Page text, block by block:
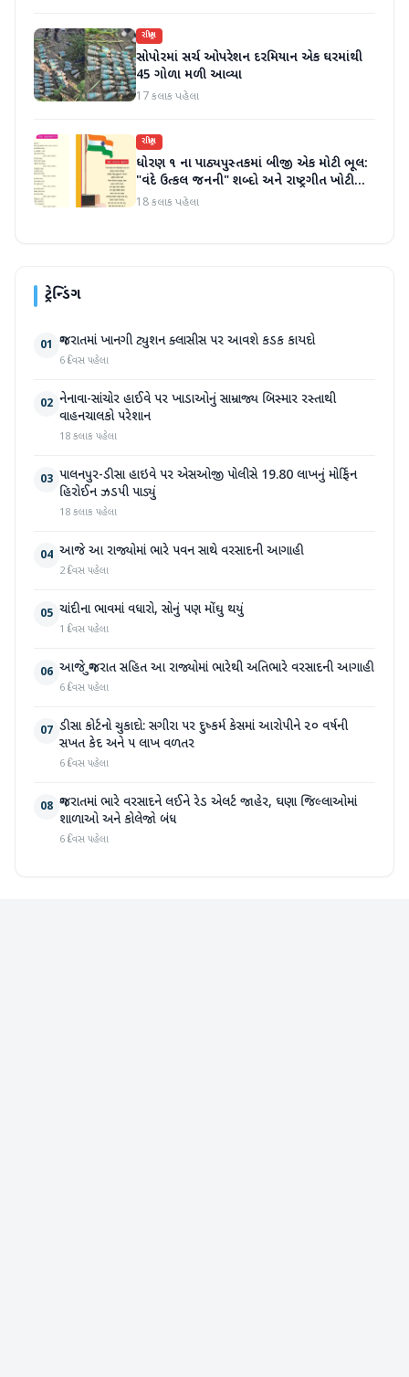
રાષ્ટ્રીય
સોપોરમાં સર્ચ ઓપરેશન દરમિયાન એક ઘરમાંથી
45 ગોળા મળી આવ્યા
17 કલાક પહેલા
રાષ્ટ્રીય
ધોરણ ૧ ના પાઠ્યપુસ્તકમાં બીજી એક મોટી ભૂલ:
"વંદે ઉત્કલ જનની" શબ્દો અને રાષ્ટ્રગીત ખોટી
રીતે છાપવામાં આવ્યા
18 કલાક પહેલા
ટ્રેન્ડિંગ
01 ગુજરાતમાં ખાનગી ટ્યુશન ક્લાસીસ પર આવશે કડક કાયદો
6 દિવસ પહેલા
02 નેનાવા-સાંચોર હાઈવે પર ખાડાઓનું સામ્રાજ્ય બિસ્માર રસ્તાથી
વાહનચાલકો પરેશાન
18 કલાક પહેલા
03 પાલનપુર-ડીસા હાઇવે પર એસઓજી પોલીસે 19.80 લાખનું મોર્ફિન
હિરોઈન ઝડપી પાડ્યું
18 કલાક પહેલા
04 આજે આ રાજ્યોમાં ભારે પવન સાથે વરસાદની આગાહી
2 દિવસ પહેલા
05 ચાંદીના ભાવમાં વધારો, સોનું પણ મોંઘુ થયું
1 દિવસ પહેલા
06 આજે ગુજરાત સહિત આ રાજ્યોમાં ભારેથી અતિભારે વરસાદની આગાહી
6 દિવસ પહેલા
07 ડીસા કોર્ટનો ચુકાદો: સગીરા પર દુષ્કર્મ કેસમાં આરોપીને ૨૦ વર્ષની
સખત કેદ અને ૫ લાખ વળતર
6 દિવસ પહેલા
08 ગુજરાતમાં ભારે વરસાદને લઈને રેડ એલર્ટ જાહેર, ઘણા જિલ્લાઓમાં
શાળાઓ અને કોલેજો બંધ
6 દિવસ પહેલા